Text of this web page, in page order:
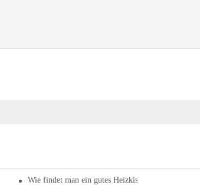
Wie findet man ein gutes Heizkissen-